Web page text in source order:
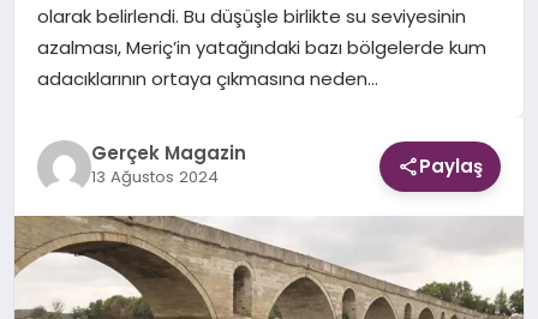
olarak belirlendi. Bu düşüşle birlikte su seviyesinin
azalması, Meriç’in yatağındaki bazı bölgelerde kum
adacıklarının ortaya çıkmasına neden…
Gerçek Magazin
13 Ağustos 2024 Paylaş